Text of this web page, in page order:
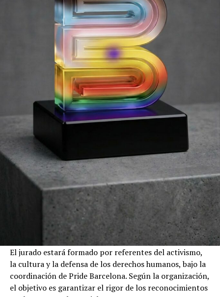
El jurado estará formado por referentes del activismo,
la cultura y la defensa de los derechos humanos, bajo la
coordinación de Pride Barcelona. Según la organización,
el objetivo es garantizar el rigor de los reconocimientos